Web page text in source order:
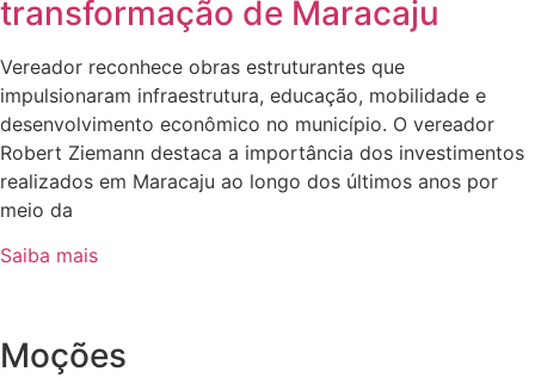
transformação de Maracaju
Vereador reconhece obras estruturantes que
impulsionaram infraestrutura, educação, mobilidade e
desenvolvimento econômico no município. O vereador
Robert Ziemann destaca a importância dos investimentos
realizados em Maracaju ao longo dos últimos anos por
meio da
Saiba mais
Moções